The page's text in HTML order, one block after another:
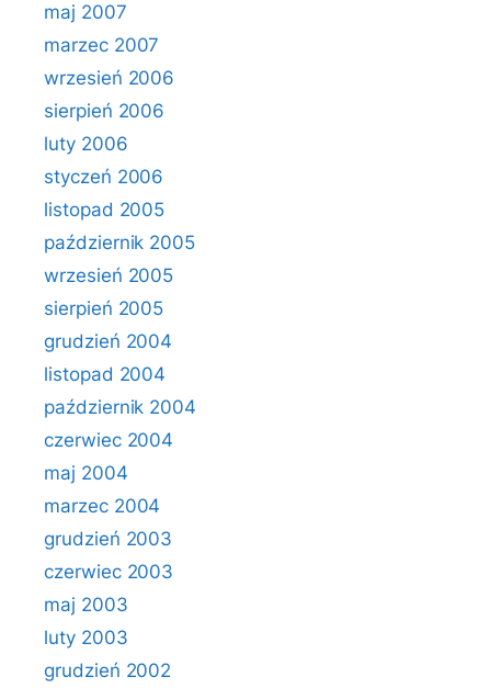
maj 2007
marzec 2007
wrzesień 2006
sierpień 2006
luty 2006
styczeń 2006
listopad 2005
październik 2005
wrzesień 2005
sierpień 2005
grudzień 2004
listopad 2004
październik 2004
czerwiec 2004
maj 2004
marzec 2004
grudzień 2003
czerwiec 2003
maj 2003
luty 2003
grudzień 2002